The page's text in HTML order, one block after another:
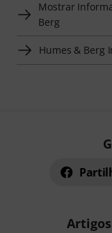
Mostrar
Berg
Humes & Berg